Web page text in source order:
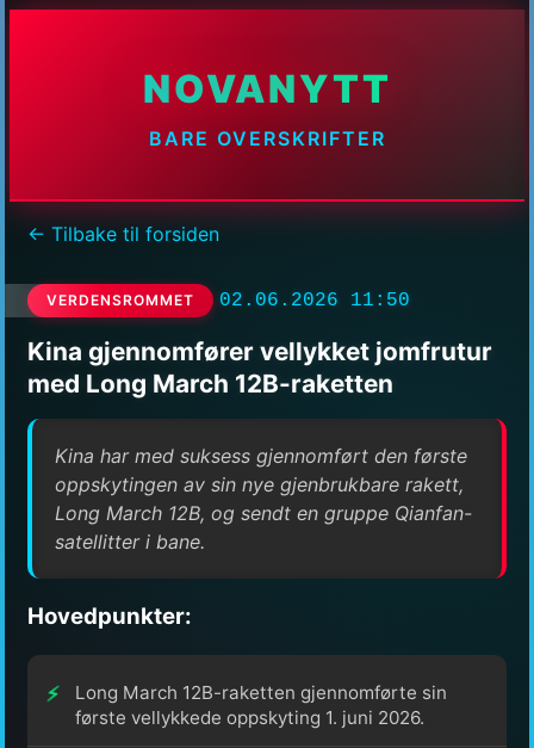
NOVANYTT
BARE OVERSKRIFTER
← Tilbake til forsiden
VERDENSROMMET 02.06.2026 11:50
Kina gjennomfører vellykket jomfrutur
med Long March 12B-raketten
Kina har med suksess gjennomført den første
oppskytingen av sin nye gjenbrukbare rakett,
Long March 12B, og sendt en gruppe Qianfan-
satellitter i bane.
Hovedpunkter:
Long March 12B-raketten gjennomførte sin
første vellykkede oppskyting 1. juni 2026.